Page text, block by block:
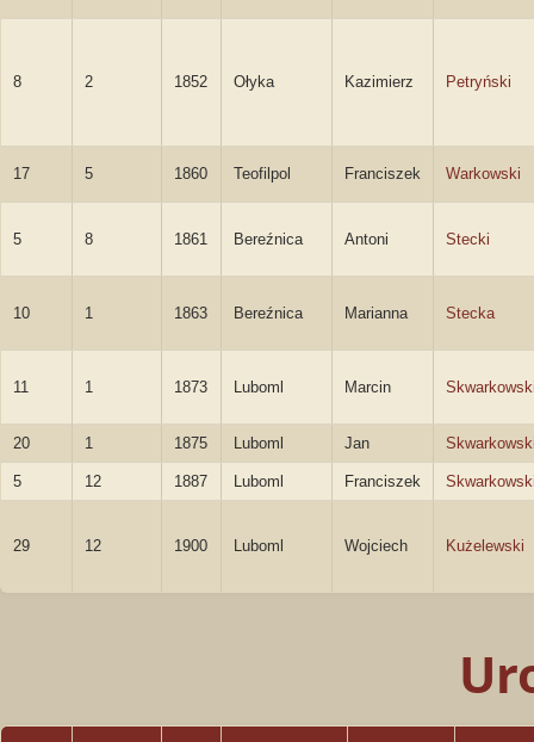
8 2 1852 Ołyka Kazimierz Petryński
17 5 1860 Teofilpol Franciszek Warkowski
5 8 1861 Bereźnica Antoni Stecki
10 1 1863 Bereźnica Marianna Stecka
11 1 1873 Luboml Marcin
20 1 1875 Luboml Jan
5 12 1887 Luboml Franciszek
29 12 1900 Luboml Wojciech Kużelewski